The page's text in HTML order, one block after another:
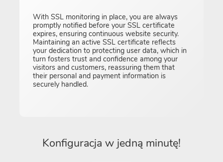
With SSL monitoring in place, you are always
promptly notified before your SSL certificate
expires, ensuring continuous website security.
Maintaining an active SSL certificate reflects
your dedication to protecting user data, which in
turn fosters trust and confidence among your
visitors and customers, reassuring them that
their personal and payment information is
securely handled.
Konfiguracja w jedną minutę!